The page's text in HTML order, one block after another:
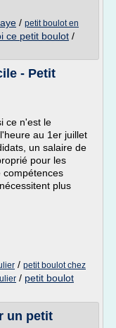
/ petit boulot en
ce petit boulot /
- Petit
ce n'est le
au 1er juillet
un salaire de
pour les
compétences
plus
/ petit boulot chez
/ petit boulot
un petit